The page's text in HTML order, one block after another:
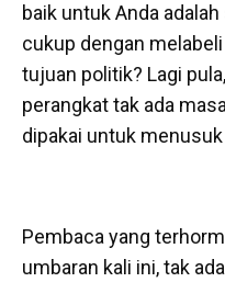
baik untuk Anda
cukup dengan
tujuan politik? Lagi
perangkat tak ada
dipakai untuk
Pembaca yang
umbaran kali ini, tak